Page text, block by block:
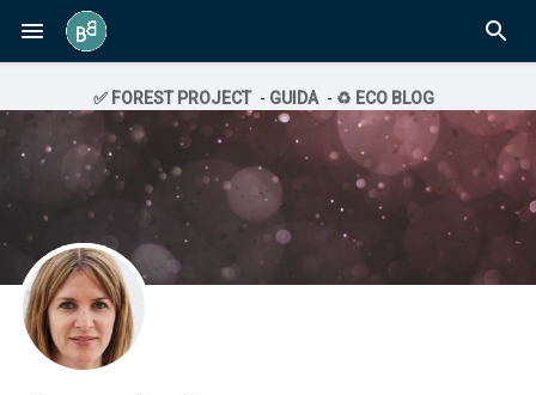
✅ FOREST PROJECT - GUIDA - ♻️ ECO BLOG